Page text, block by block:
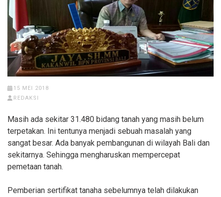
15 MEI 2018
REDAKSI
Masih ada sekitar 31.480 bidang tanah yang masih belum
terpetakan. Ini tentunya menjadi sebuah masalah yang
sangat besar. Ada banyak pembangunan di wilayah Bali dan
sekitarnya. Sehingga mengharuskan mempercepat
pemetaan tanah.
Pemberian sertifikat tanaha sebelumnya telah dilakukan